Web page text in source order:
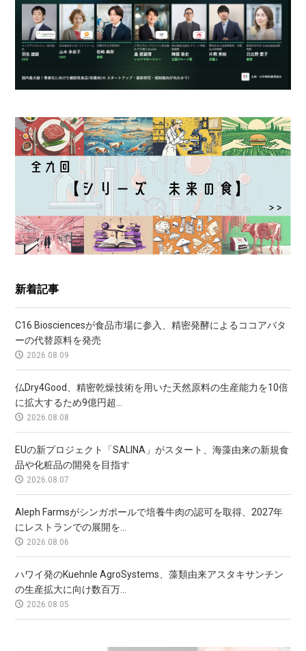
新着記事
C16 Biosciencesが食品市場に参入、精密発酵によるココアバタ
ーの代替原料を発売
2026.08.09
仏Dry4Good、精密乾燥技術を用いた天然原料の生産能力を10倍
に拡大するため9億円超...
2026.08.08
EUの新プロジェクト「SALINA」がスタート、海藻由来の新規食
品や化粧品の開発を目指す
2026.08.07
Aleph Farmsがシンガポールで培養牛肉の認可を取得、2027年
にレストランでの展開を...
2026.08.06
ハワイ発のKuehnle AgroSystems、藻類由来アスタキサンチン
の生産拡大に向け数百万...
2026.08.05